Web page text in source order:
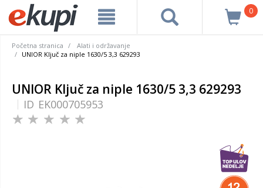
0
Početna stranica
Alati i održavanje
UNIOR Ključ za niple 1630/5 3,3 629293
UNIOR Ključ za niple 1630/5 3,3 629293
ID EK000705953